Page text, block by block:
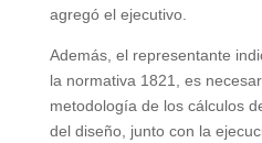
agregó el ejecutivo.
Además, el representante
la normativa 1821, es
metodología de los cálculos
del diseño, junto con la